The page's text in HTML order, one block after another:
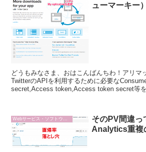
ューマーキー
どうもみなさま、おはこんばんちわ！アリマック
TwitterのAPIを利用するために必要な
secret,Access token,Access token secret等
Webサービス・ソフトウェア
そのPV間違
Analytics重複